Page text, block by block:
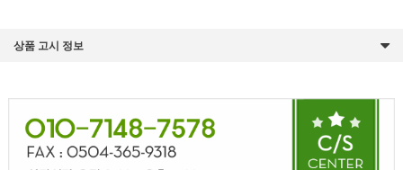
상품 고시 정보